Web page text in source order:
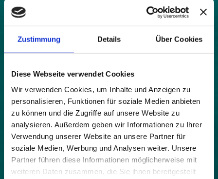
Zustimmung Details Über Cookies
Diese Webseite verwendet Cookies
Wir verwenden Cookies, um Inhalte und Anzeigen zu
personalisieren, Funktionen für soziale Medien anbieten
zu können und die Zugriffe auf unsere Website zu
analysieren. Außerdem geben wir Informationen zu Ihrer
Verwendung unserer Website an unsere Partner für
soziale Medien, Werbung und Analysen weiter. Unsere
Partner führen diese Informationen möglicherweise mit
weiteren Daten zusammen, die Sie ihnen bereitgestellt
Die Gemeinde engagiert sich bereits für
Die französische Gemeinde Saint François de Sales
umfasst eine Höhenlage von 700 bis 1562 m und
liegt mit seinen rund 130 Einwohnern im
Regionalen Naturpark des Bauges in Savoyen. Es
ist sehr beliebt wegen seiner Nähe zum nördlichen
Plateau von Savoie Grand Revard, wo 150 km
Langlauf- und Schneeschuhwanderwege zur
Verfügung stehen. Im Sommer zieht der Ort dank
der Wanderungen im herrlichen Massiv von Les
Bauges viele Besucher an. Vier kleine Dörfer, Le